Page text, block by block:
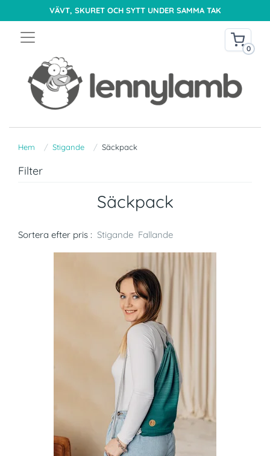
VÄVT, SKURET OCH SYTT UNDER SAMMA TAK
0
Hem Stigande Säckpack
Filter
Säckpack
Sortera efter pris : Stigande Fallande